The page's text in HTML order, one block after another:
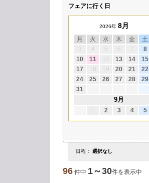
フェアに行く日
2026年 8月
月 火 水 木 金 土
3
5 6 7 8
10
11 12 13 14 15
17
18 19 20 21 22
24
25 26 27 28 29
31
9月
1
2 3 4 5
日程： 選択なし
96 件中 1～30件を表示中